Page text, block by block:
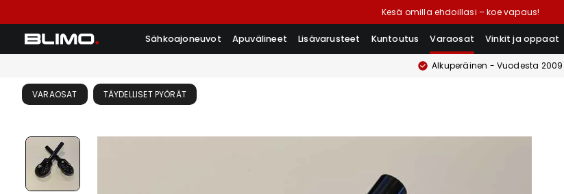
Kesä omilla ehdoillasi – koe vapaus!
Sähkoajoneuvot Apuvälineet Lisävarusteet Kuntoutus Varaosat Vinkit ja oppaat
Alkuperäinen - Vuodesta 2009
VARAOSAT TÄYDELLISET PYÖRÄT